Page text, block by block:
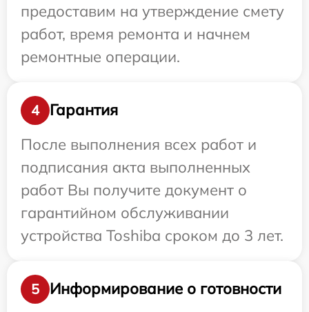
предоставим на утверждение смету
работ, время ремонта и начнем
ремонтные операции.
4
Гарантия
После выполнения всех работ и
подписания акта выполненных
работ Вы получите документ о
гарантийном обслуживании
устройства Toshiba сроком до 3 лет.
5
Информирование о готовности